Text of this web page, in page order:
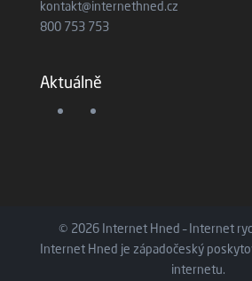
kontakt@internethned.cz
800 753 753
Aktuálně
© 2026 Internet Hned – Internet
Internet Hned je západočeský
internetu.